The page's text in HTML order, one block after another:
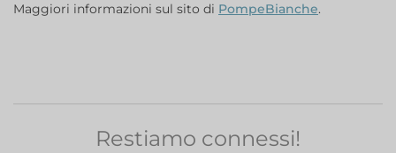
Maggiori informazioni sul sito di PompeBianche.
Restiamo connessi!